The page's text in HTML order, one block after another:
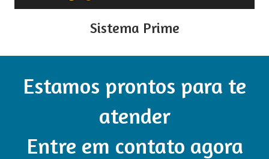
Sistema Prime
Estamos prontos para te
atender
Entre em contato agora